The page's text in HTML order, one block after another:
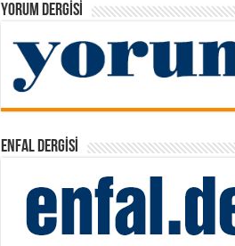
YORUM DERGISI
ENFAL DERGISI